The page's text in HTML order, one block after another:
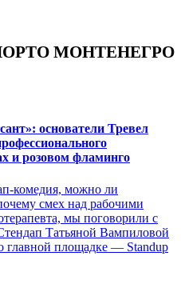
МОНТЕНЕГРО
основатели Тревел
и розовом фламинго
комедия, можно ли
смех над рабочими
мы поговорили с
Татьяной Вампиловой
площадке — Standup